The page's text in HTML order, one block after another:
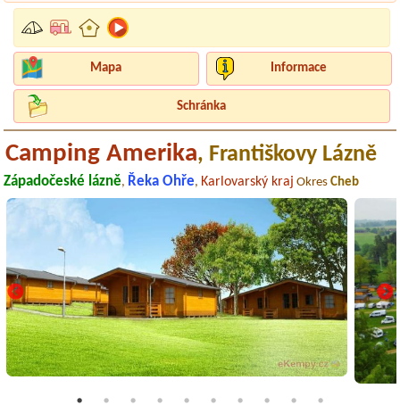
Mapa Informace
Schránka
Camping Amerika, Františkovy Lázně
Západočeské lázně, Řeka Ohře, Karlovarský kraj OkresCheb